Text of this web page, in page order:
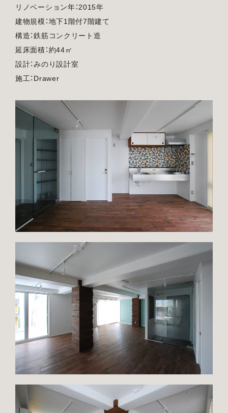
リノベーション年：2015年
建物規模：地下1階付7階建て
構造：鉄筋コンクリート造
延床面積：約44㎡
設計：みのり設計室
施工：Drawer